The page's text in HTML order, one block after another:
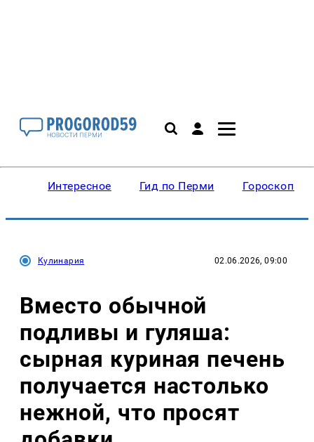
Интересное Гид по Перми Гороскопы
Кулинария 02.06.2026, 09:00
Вместо обычной
подливы и гуляша:
сырная куриная печень
получается настолько
нежной, что просят